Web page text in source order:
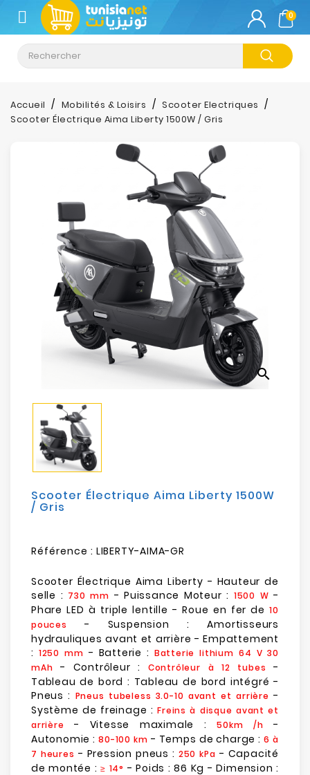
CATÉGORIE
Climatisation
Informatique
Stockage
Electroménager
Bureautique
Sécurité
Mobilités
0
Accueil Mobilités & Loisirs
Scooter Electriques
Scooter Électrique Aima Liberty 1500W / Gris
search
Scooter Électrique Aima Liberty 1500W
/ Gris
Référence : LIBERTY-AIMA-GR
Scooter Électrique Aima Liberty - Hauteur de
selle : 730 mm - Puissance Moteur : 1500 W -
Phare LED à triple lentille - Roue en fer de10
pouces
- Suspension : Amortisseurs
hydrauliques avant et arrière - Empattement
: 1250 mm - Batterie : Batterie lithium 64 V 30
mAh
- Contrôleur : Contrôleur à 12 tubes
-
Tableau de bord : Tableau de bord intégré -
Pneus : Pneus tubeless 3.0-10 avant et arrière -
Système de freinage :Freins à disque avant et
arrière
- Vitesse maximale :50km /h
-
Autonomie :80-100 km - Temps de charge :6 à
7 heures - Pression pneus : 250 kPa - Capacité
de montée :≥ 14° - Poids : 86 Kg - Dimension :